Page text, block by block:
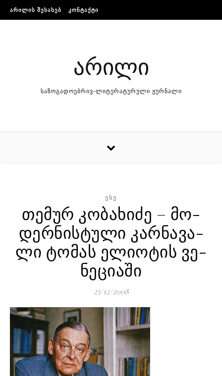
Skip to content
ᲐᲠᲘᲚᲘᲡ ᲨᲔᲡᲐᲮᲔᲑ ᲙᲝᲜᲢᲐᲥᲢᲘ
არილი
საზოგადოებრივ-ლიტერატურული ჟურნალი
ᲔᲡᲔ
თემურ კობახიძე – მო­
დერ­ნის­ტუ­ლი კარ­ნა­ვა­
ლი ტო­მას ელ­ი­ო­ტის ვე­
ნე­ცი­ა­ში
25/12/2008